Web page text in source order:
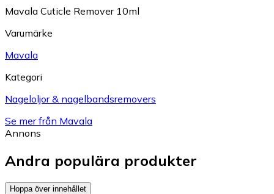
Mavala Cuticle Remover 10ml
Varumärke
Mavala
Kategori
Nageloljor & nagelbandsremovers
Se mer från Mavala
Annons
Andra populära produkter
Hoppa över innehållet